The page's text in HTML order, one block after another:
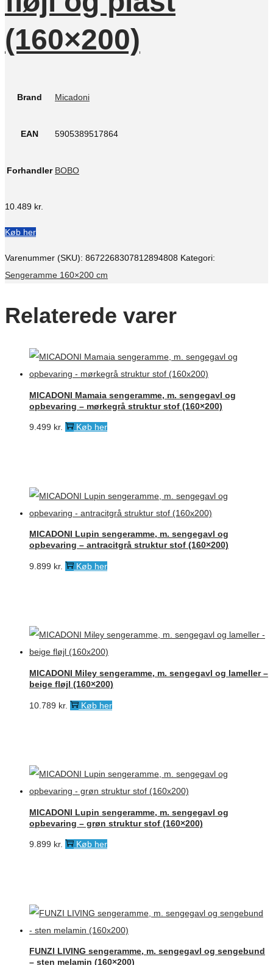
(160×200)
Brand Micadoni
EAN 5905389517864
Forhandler BOBO
10.489 kr.
Køb her
Varenummer (SKU): 8672268307812894808 Kategori:
Sengeramme 160×200 cm
Relaterede varer
MICADONI Mamaia sengeramme, m. sengegavl og
opbevaring – mørkegrå struktur stof (160×200)
9.499 kr. Køb her
MICADONI Lupin sengeramme, m. sengegavl og
opbevaring – antracitgrå struktur stof (160×200)
9.899 kr. Køb her
MICADONI Miley sengeramme, m. sengegavl og lameller –
beige fløjl (160×200)
10.789 kr. Køb her
MICADONI Lupin sengeramme, m. sengegavl og
opbevaring – grøn struktur stof (160×200)
9.899 kr. Køb her
FUNZI LIVING sengeramme, m. sengegavl og sengebund
– sten melamin (160×200)